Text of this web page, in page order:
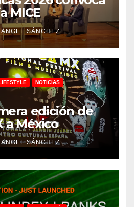
MICE
ANGEL SÁNCHEZ
NOTICIAS
edición de
a México
ANGEL SÁNCHEZ